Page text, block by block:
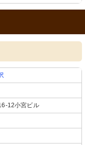
12小宮ビル